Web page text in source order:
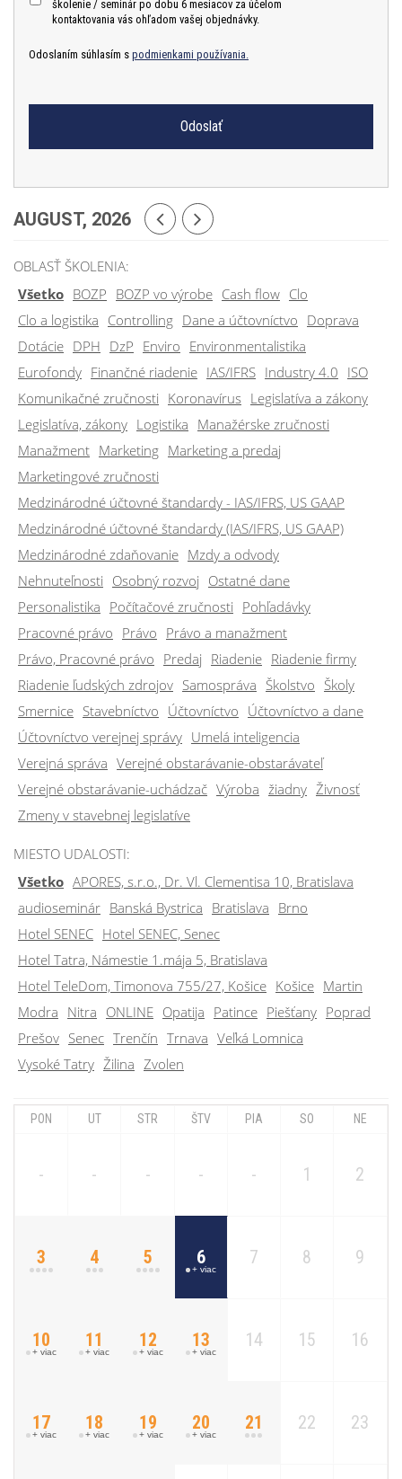
školenie / seminár po dobu 6 mesiacov za účelom
kontaktovania vás ohľadom vašej objednávky.
Odoslaním súhlasím s podmienkami používania.
AUGUST, 2026
OBLASŤ ŠKOLENIA:
Všetko BOZP BOZP vo výrobe Cash flow Clo
Clo a logistika Controlling Dane a účtovníctvo Doprava
Dotácie DPH DzP Enviro Environmentalistika
Eurofondy Finančné riadenie IAS/IFRS Industry 4.0 ISO
Komunikačné zručnosti Koronavírus Legislatíva a zákony
Legislatíva, zákony Logistika Manažérske zručnosti
Manažment Marketing Marketing a predaj
Marketingové zručnosti
Medzinárodné účtovné štandardy - IAS/IFRS, US GAAP
Medzinárodné účtovné štandardy (IAS/IFRS, US GAAP)
Medzinárodné zdaňovanie Mzdy a odvody
Nehnuteľnosti Osobný rozvoj Ostatné dane
Personalistika Počítačové zručnosti Pohľadávky
Pracovné právo Právo Právo a manažment
Právo, Pracovné právo Predaj Riadenie Riadenie firmy
Riadenie ľudských zdrojov Samospráva Školstvo Školy
Smernice Stavebníctvo Účtovníctvo Účtovníctvo a dane
Účtovníctvo verejnej správy Umelá inteligencia
Verejná správa Verejné obstarávanie-obstarávateľ
Verejné obstarávanie-uchádzač Výroba žiadny Živnosť
Zmeny v stavebnej legislatíve
MIESTO UDALOSTI:
Všetko APORES, s.r.o., Dr. Vl. Clementisa 10, Bratislava
audioseminár Banská Bystrica Bratislava Brno
Hotel SENEC Hotel SENEC, Senec
Hotel Tatra, Námestie 1.mája 5, Bratislava
Hotel TeleDom, Timonova 755/27, Košice Košice Martin
Modra Nitra ONLINE Opatija Patince Piešťany Poprad
Prešov Senec Trenčín Trnava Veľká Lomnica
Vysoké Tatry Žilina Zvolen
PON UT STR ŠTV PIA SO NE
- - - - - 1 2
3 4 5 6
+ viac
7 8 9
10
+ viac
11
+ viac
12
+ viac
13
+ viac
14 15 16
17
+ viac
18
+ viac
19
+ viac
20
+ viac
21 22 23